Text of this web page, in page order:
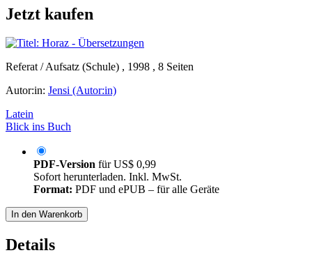
Jetzt kaufen
Referat / Aufsatz (Schule) , 1998 , 8 Seiten
Autor:in: Jensi (Autor:in)
Latein
Blick ins Buch
PDF-Version fürUS$ 0,99
Sofort herunterladen. Inkl. MwSt.
Format: PDF und ePUB – für alle Geräte
In den Warenkorb
Details